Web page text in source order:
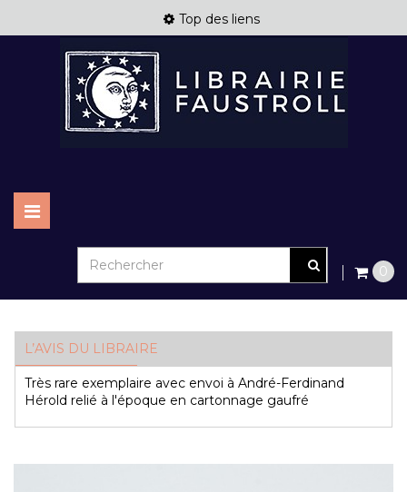
Top des liens
Basculer
la
navigation
0
L’AVIS DU LIBRAIRE
Très rare exemplaire avec envoi à André-Ferdinand
Hérold relié à l'époque en cartonnage gaufré